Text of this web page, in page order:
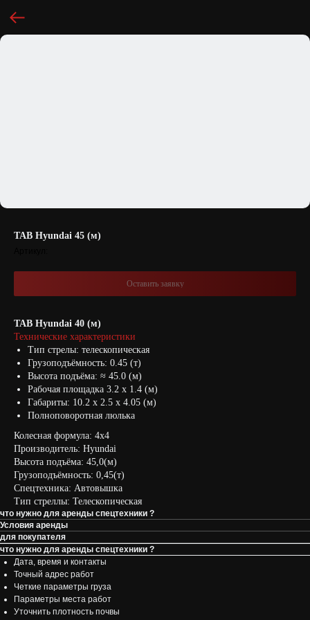
ТАВ Hyundai 45 (м)
Оставить заявку
ТАВ Hyundai 40 (м)
Технические характеристики
Тип стрелы: телескопическая
Грузоподъёмность: 0.45 (т)
Высота подъёма: ≈ 45.0 (м)
Рабочая площадка 3.2 х 1.4 (м)
Габариты: 10.2 х 2.5 х 4.05 (м)
Полноповоротная люлька
Колесная формула: 4х4
Производитель: Hyundai
Высота подъёма: 45,0(м)
Грузоподъёмность: 0,45(т)
Спецтехника: Автовышка
Тип стреллы: Телескопическая
что нужно для аренды спецтехники ?
Условия аренды
для покупателя
что нужно для аренды спецтехники ?
Дата, время и контакты
Точный адрес работ
Четкие параметры груза
Параметры места работ
Уточнить плотность почвы